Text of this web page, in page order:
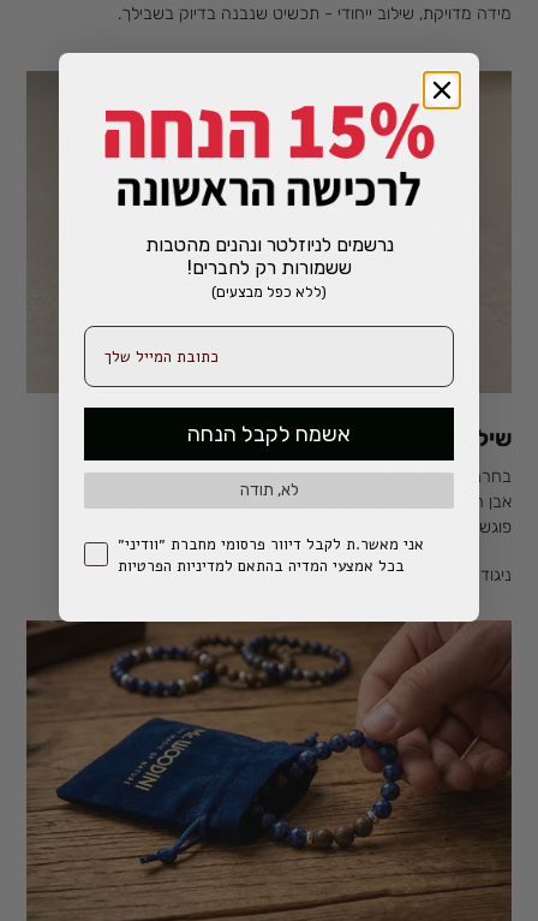
מידה מדויקת, שילוב ייחודי - תכשיט שנבנה בדיוק בשבילך.
שילוב ייחודי של אבן ועץ
בחרנו לשלב אבני חן איכותיות עם עץ טבעי בכל צמיד.
אבן חלקה ומלוטשת פוגשת את מרקם העץ הטבעי, צבעים עמוקים
פוגשים גוונים חמים.
ניגוד שיוצר עומק - שילוב שאי אפשר לקבל מחומר אחד.
נרשמים לניוזלטר ונהנים מהטבות
!ששמורות רק לחברים
(ללא כפל מבצעים)
אשמח לקבל הנחה
לא, תודה
אני מאשר.ת לקבל דיוור פרסומי מחברת ״וודיני״
בכל אמצעי המדיה בהתאם למדיניות הפרטיות